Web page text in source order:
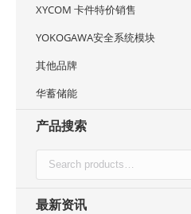
XYCOM 卡件特价销售
YOKOGAWA安全系统模块
其他品牌
华蓄储能
产品搜索
最新资讯